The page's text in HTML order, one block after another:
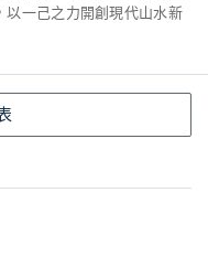
以一己之力開創現代山水新